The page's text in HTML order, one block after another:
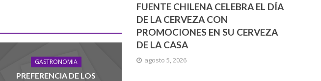
GASTRONOMIA
PREFERENCIA DE LOS
FUENTE CHILENA CELEBRA EL DÍA
DE LA CERVEZA CON
PROMOCIONES EN SU CERVEZA
DE LA CASA
agosto 5, 2026